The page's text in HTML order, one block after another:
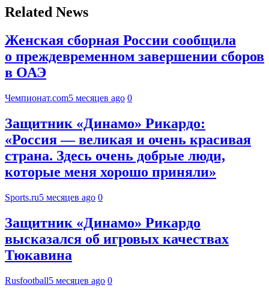
Related News
Женская сборная России сообщила
о преждевременном завершении сборов
в ОАЭ
Чемпионат.com5 месяцев ago 0
Защитник «Динамо» Рикардо:
«Россия — великая и очень красивая
страна. Здесь очень добрые люди,
которые меня хорошо приняли»
Sports.ru5 месяцев ago 0
Защитник «Динамо» Рикардо
высказался об игровых качествах
Тюкавина
Rusfootball5 месяцев ago 0